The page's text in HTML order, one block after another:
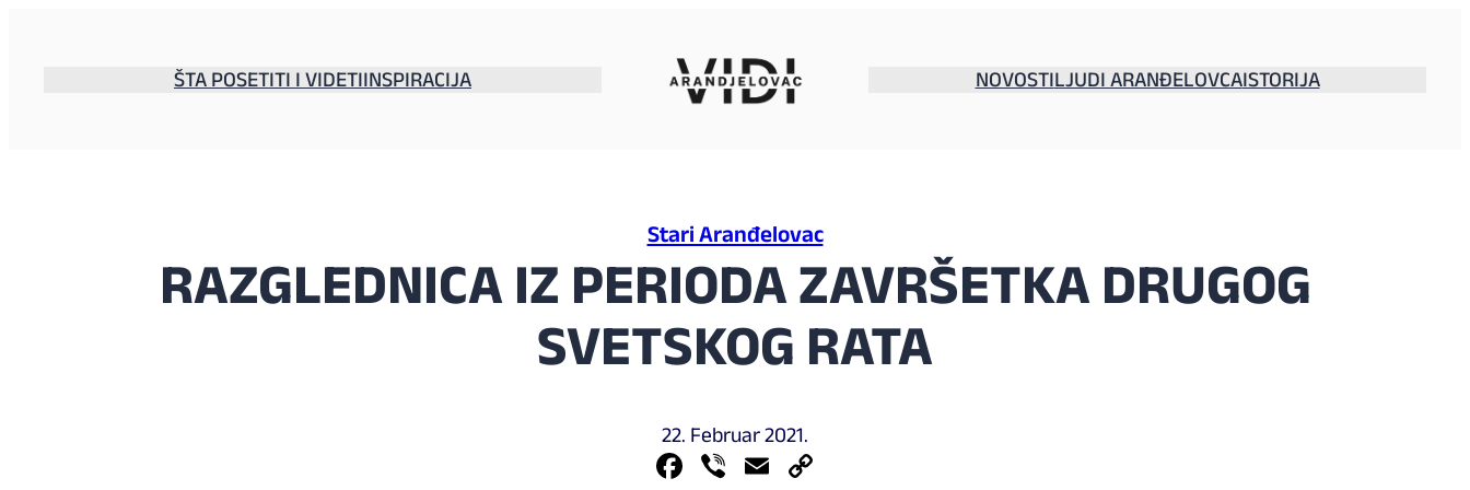
ŠTA POSETITI I VIDETIINSPIRACIJA NOVOSTILJUDI ARANĐELOVCAISTORIJA
Stari Aranđelovac
RAZGLEDNICA IZ PERIODA ZAVRŠETKA DRUGOG
SVETSKOG RATA
22. Februar 2021.
Facebook
ViberEmail